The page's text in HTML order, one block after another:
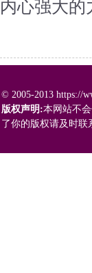
内心强大的
© 2005-2013 https://
版权声明:本网站不
了你的版权请及时联